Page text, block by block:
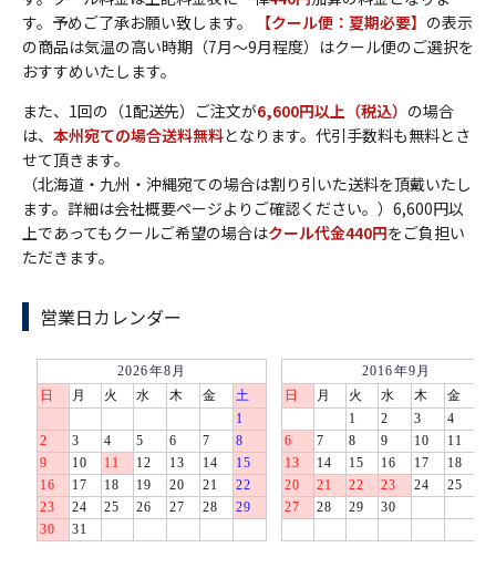
す。予めご了承お願い致します。
【クール便：夏期必要】 の表示
の商品は気温の高い時期（7月～9月程度）はクール便のご選択を
おすすめいたします。
また、1回の（1配送先）ご注文が6,600円以上（税込） の場合
は、 本州宛ての場合送料無料となります。代引手数料も無料とさ
せて頂きます。
（北海道・九州・沖縄宛ての場合は割り引いた送料を頂戴いたし
ます。詳細は会社概要ページよりご確認ください。）6,600円以
上であってもクールご希望の場合はクール代金440円をご負担い
ただきます。
営業日カレンダー